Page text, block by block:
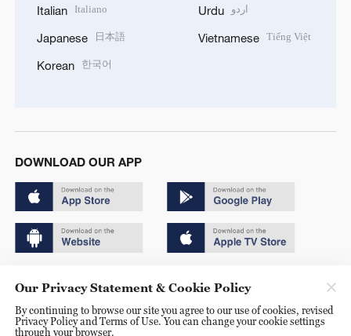
Italian Italiano
Japanese 日本語
Korean 한국어
Urdu اردو
Vietnamese Tiếng Việt
DOWNLOAD OUR APP
京ICP备20000184号
京公网安备 11010502050052号
Our Privacy Statement & Cookie Policy
By continuing to browse our site you agree to our use of cookies, revised
Privacy Policy and Terms of Use. You can change your cookie settings
through your browser.